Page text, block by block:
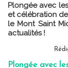
Plongée avec
et célébration
le Mont Saint
actualités !
Plongée avec